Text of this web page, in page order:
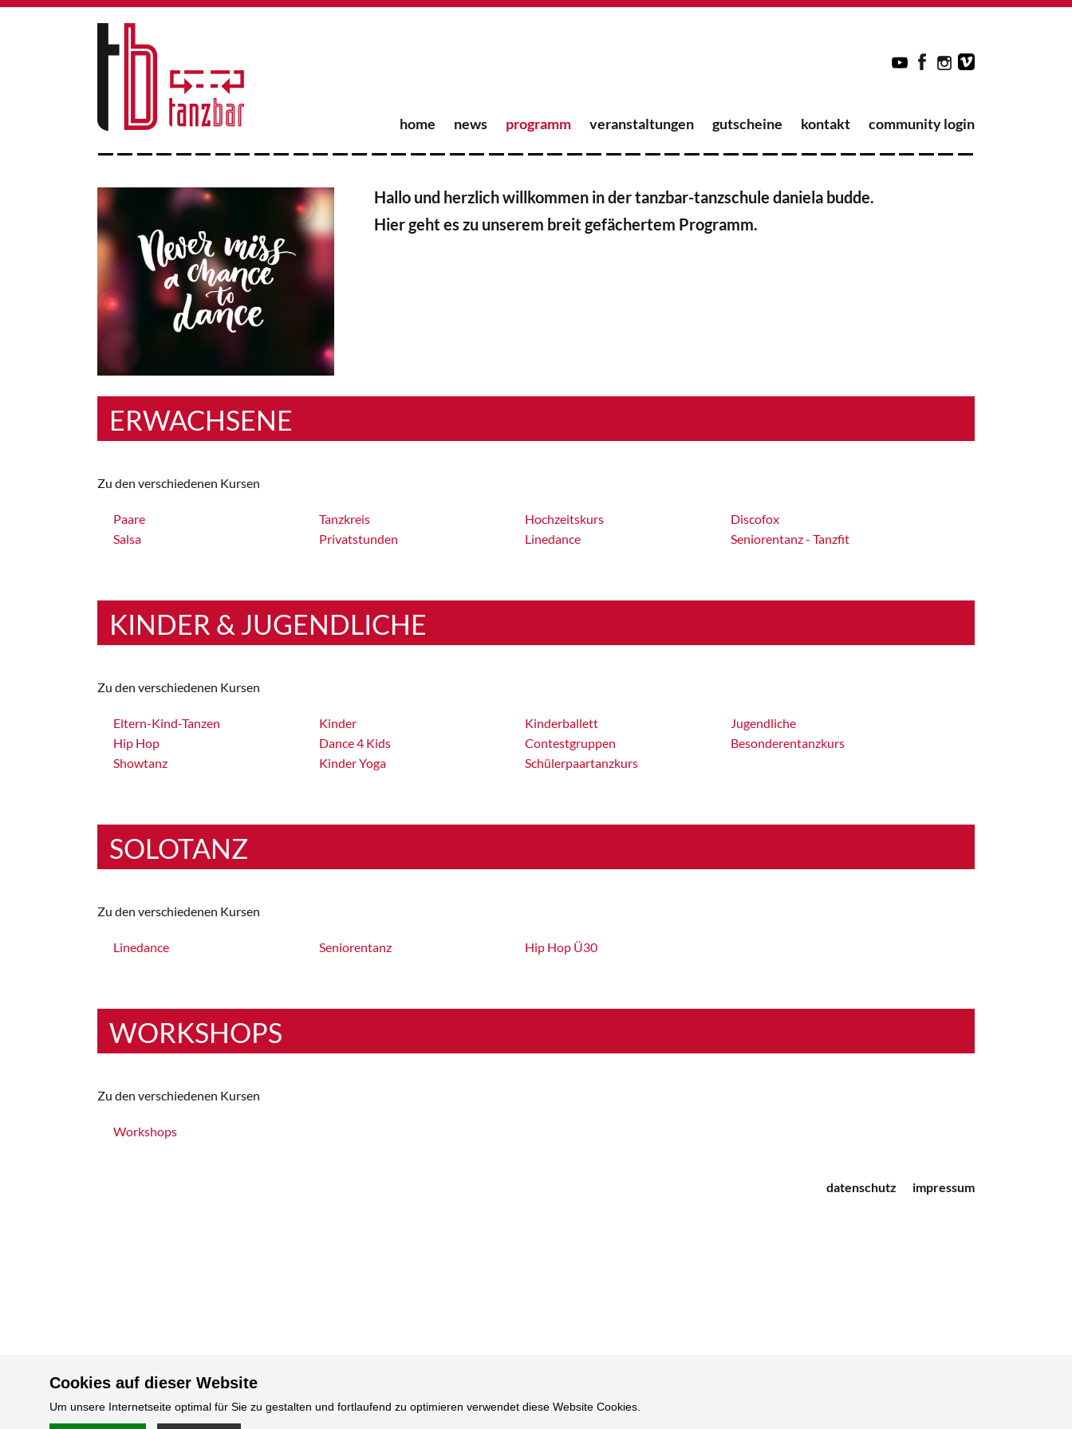
home news programm veranstaltungen gutscheine kontakt community login
Hallo und herzlich willkommen in der tanzbar-tanzschule daniela budde.
Hier geht es zu unserem breit gefächertem Programm.
ERWACHSENE
Zu den verschiedenen Kursen
Paare Tanzkreis Hochzeitskurs
Discofox
Salsa
Privatstunden Linedance Seniorentanz - Tanzfit
KINDER & JUGENDLICHE
Zu den verschiedenen Kursen
Eltern-Kind-Tanzen Kinder Kinderballett
Jugendliche
Hip Hop
Dance 4 Kids Contestgruppen
Besonderentanzkurs
Showtanz
Kinder Yoga Schülerpaartanzkurs
SOLOTANZ
Zu den verschiedenen Kursen
Linedance Seniorentanz Hip Hop Ü30
WORKSHOPS
Zu den verschiedenen Kursen
Workshops
datenschutz impressum
Cookies auf dieser Website
Um unsere Internetseite optimal für Sie zu gestalten und fortlaufend zu optimieren verwendet diese Website Cookies.